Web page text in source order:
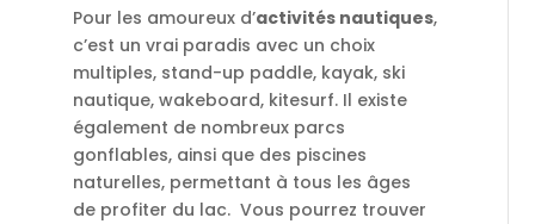
Pour les amoureux d’activités nautiques,
c’est un vrai paradis avec un choix
multiples, stand-up paddle, kayak, ski
nautique, wakeboard, kitesurf. Il existe
également de nombreux parcs
gonflables, ainsi que des piscines
naturelles, permettant à tous les âges
de profiter du lac. Vous pourrez trouver